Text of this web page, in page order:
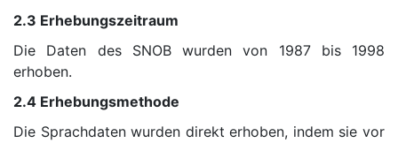
2.3 Erhebungszeitraum
Die Daten des SNOB wurden von 1987 bis 1998
erhoben.
2.4 Erhebungsmethode
Die Sprachdaten wurden direkt erhoben, indem sie vor